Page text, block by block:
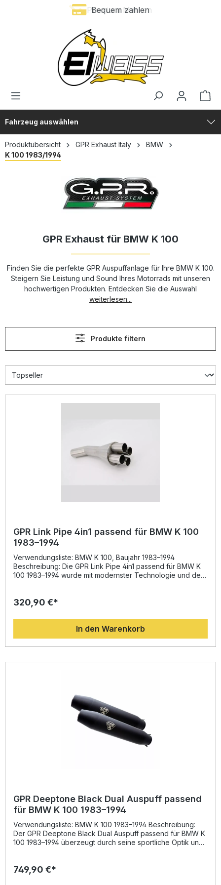
Premium Marken
Bequem zahlen
Fahrzeug auswählen
Produktübersicht GPR Exhaust Italy
BMW
K 100 1983/1994
GPR Exhaust für BMW K 100
Finden Sie die perfekte GPR Auspuffanlage für Ihre BMW K 100.
Steigern Sie Leistung und Sound Ihres Motorrads mit unseren
hochwertigen Produkten. Entdecken Sie die Auswahl
weiterlesen...
Produkte filtern
GPR Link Pipe 4in1 passend für BMW K 100
1983–1994
Verwendungsliste: BMW K 100, Baujahr 1983–1994
Beschreibung: Die GPR Link Pipe 4in1 passend für BMW K
100 1983–1994 wurde mit modernster Technologie und der
Leistungs- und Drehmomentsteigerung sowie eine
Serienanlage. Gleichzeitig profitieren Sie von einem
sportlicheren, kernigeren Sound, der das Fahrerlebnis
intensiviert. Durch das italienische Design erhalten Sie ein
leistungsstarkes und optisch ansprechendes Upgrade für
idealerweise in einer Fachwerkstatt durchgeführt.
Sportlicher, satter Auspuffklang Einfache Plug-and-Play-
Halterungen Montagezubehör
320,90 €*
In den Warenkorb
GPR Deeptone Black Dual Auspuff passend
für BMW K 100 1983–1994
Verwendungsliste: BMW K 100 1983–1994 Beschreibung:
Der GPR Deeptone Black Dual Auspuff passend für BMW K
100 1983–1994 überzeugt durch seine sportliche Optik und
herausragender Verarbeitung, gesteigerter Leistung und
749,90 €*